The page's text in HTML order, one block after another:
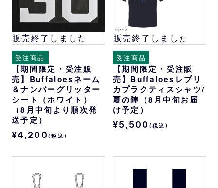
販売終了しました
受注商品
【期間限定・受注販
売】Buffaloesネーム
＆ナンバーグリッター
シート（ホワイト）
（8月中旬より順次発
送予定）
¥4,200 (税込)
販売終了しました
受注商品
【期間限定・受注販
売】Buffaloesレプリ
カプラクティスシャツ/
夏の陣（8月中旬お届
け予定）
¥5,500 (税込)